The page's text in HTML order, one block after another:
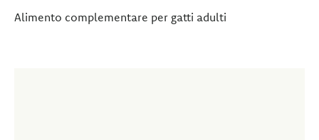
Alimento complementare per gatti adulti